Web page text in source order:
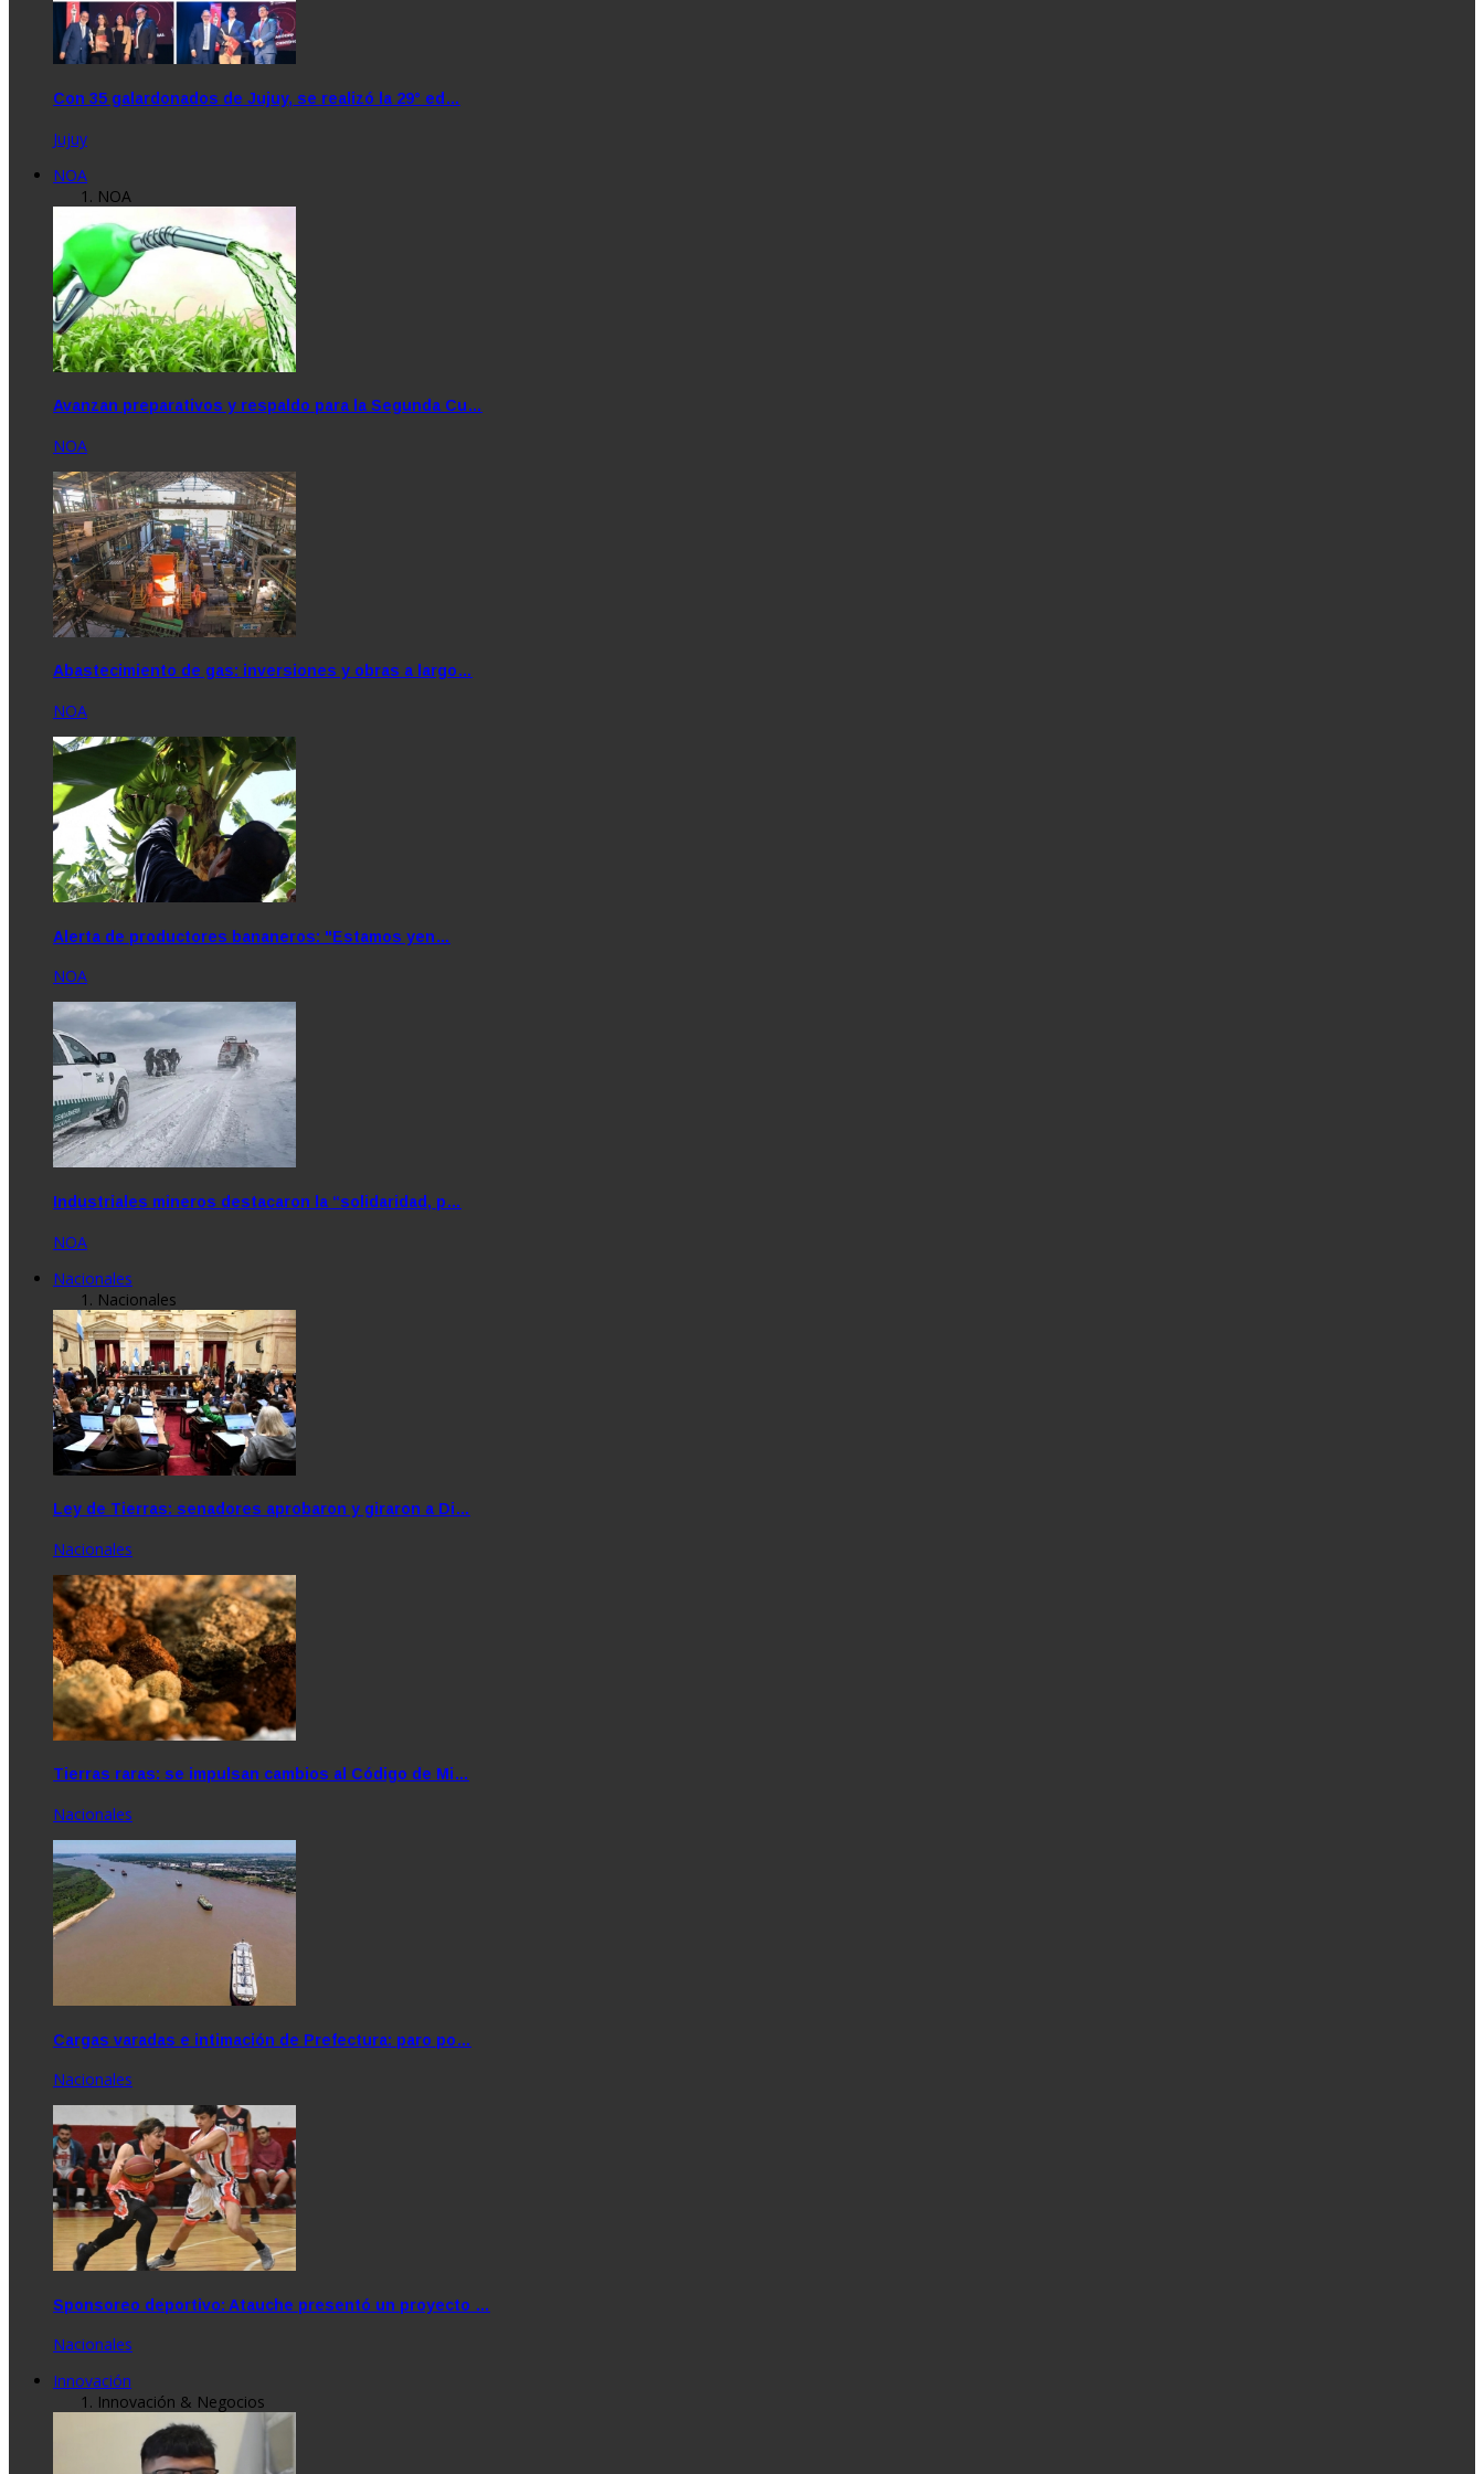
Con 35 galardonados de Jujuy, se realizó la 29° ed…
Jujuy
NOA
NOA
Avanzan preparativos y respaldo para la Segunda Cu…
NOA
Abastecimiento de gas: inversiones y obras a largo…
NOA
Alerta de productores bananeros: "Estamos yen…
NOA
Industriales mineros destacaron la “solidaridad, p…
NOA
Nacionales
Nacionales
Ley de Tierras: senadores aprobaron y giraron a Di…
Nacionales
Tierras raras: se impulsan cambios al Código de Mi…
Nacionales
Cargas varadas e intimación de Prefectura: paro po…
Nacionales
Sponsoreo deportivo: Atauche presentó un proyecto …
Nacionales
Innovación
Innovación & Negocios